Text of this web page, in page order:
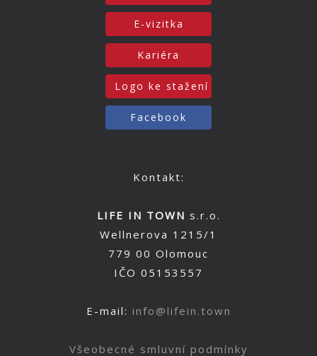
E-vizitka
Kariéra
Logo ke stažení
Facebook
Kontakt:
LIFE IN TOWN s.r.o.
Wellnerova 1215/1
779 00 Olomouc
IČO 05153557
E-mail: info@lifein.town
Všeobecné smluvní podmínky